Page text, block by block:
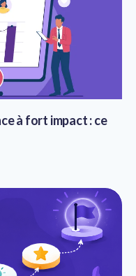
à fort impact : ce